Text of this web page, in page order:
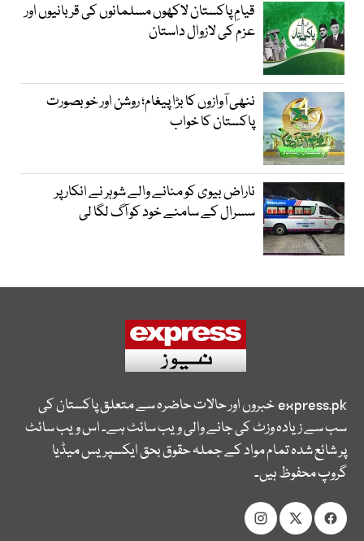
قیامِ پاکستان لاکھوں مسلمانوں کی قربانیوں اور
عزم کی لازوال داستان
ننھی آوازوں کا بڑا پیغام؛ روشن اور خوبصورت
پاکستان کا خواب
ناراض بیوی کو منانے والے شوہر نے انکار پر
سسرال کے سامنے خود کو آگ لگا لی
express.pkخبروں اور حالات حاضرہ سے متعلق پاکستان کی
سب سے زیادہ وزٹ کی جانے والی ویب سائٹ ہے۔ اس ویب سائٹ
پر شائع شدہ تمام مواد کے جملہ حقوق بحق ایکسپریس میڈیا
گروپ محفوظ ہیں۔